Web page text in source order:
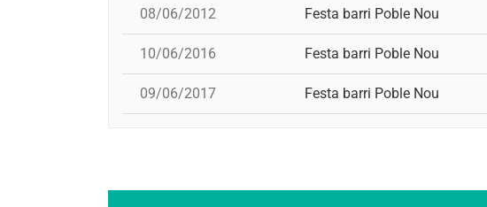
08/06/2012 Festa barri Poble Nou
10/06/2016 Festa barri Poble Nou
09/06/2017 Festa barri Poble Nou